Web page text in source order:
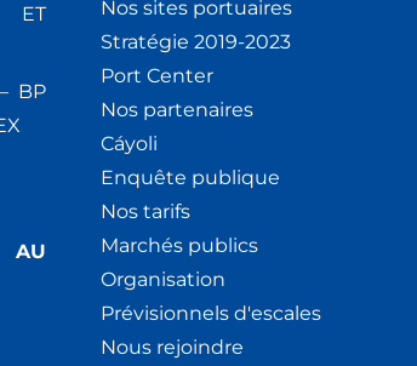
ET
BP
AU
Nos sites portuaires
Stratégie 2019-2023
Port Center
Nos partenaires
Cáyoli
Enquête publique
Nos tarifs
Marchés publics
Organisation
Prévisionnels d'escales
Nous rejoindre